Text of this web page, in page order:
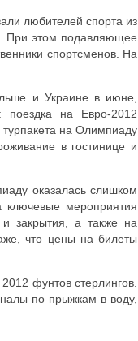
любителей спорта из
При этом подавляющее
спортсменов. На
и Украине в июне,
поездка на Евро-2012
на Олимпиаду
в гостинице и
оказалась слишком
мероприятия
закрытия, а также на
что цены на билеты
фунтов стерлингов.
по прыжкам в воду,